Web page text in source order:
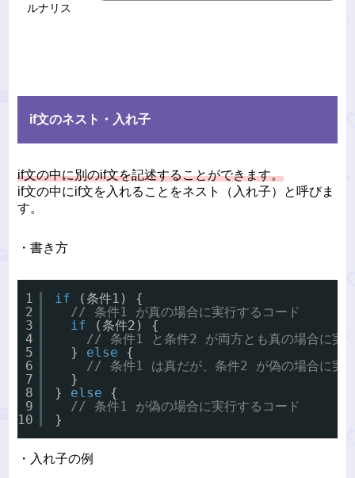
ルナリス
if文のネスト・入れ子
if文の中に別のif文を記述することができます。
if文の中にif文を入れることをネスト（入れ子）と呼びま
す。
・書き方
1
2
3
4
5
6
7
8
9
10
if
(条件1) {
// 条件1 が真の場合に実行するコード
if
(条件2) {
// 条件1 と条件2 が両方とも真の場合に実
} else
{
// 条件1 は真だが、条件2 が偽の場合に実
}
} else
{
// 条件1 が偽の場合に実行するコード
}
・入れ子の例